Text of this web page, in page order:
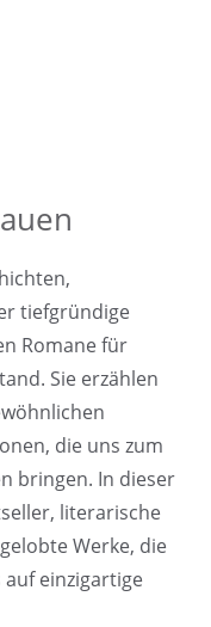
tiefgründige
Romane für
Sie erzählen
die uns zum
bringen. In dieser
literarische
Werke, die
auf einzigartige